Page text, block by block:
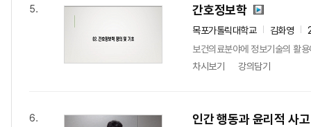
5. 간호정보학
목포가톨릭대학교 김화영
보건의료분야에 정보기술의 활
차시보기
강의담기
6. 인간 행동과 윤리적 사고